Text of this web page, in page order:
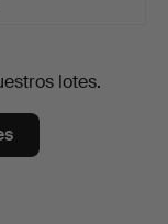
lotes.